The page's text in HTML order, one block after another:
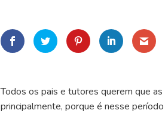
Todos os pais e tutores querem que as
principalmente, porque é nesse